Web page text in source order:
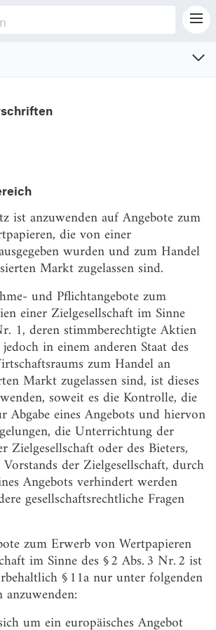
I S. 3822)
(BGBl. I S. Nr. 33)
Grundsätze
für
Befugnisse
mit Aufsichtsbehörden im Inland
mit zuständigen Stellen
von Wertpapieren
der Entscheidung zur Abgabe
ist anzuwenden auf Angebote zum
die von einer
wurden und zum Handel
Markt zugelassen sind.
und Pflichtangebote zum
einer Zielgesellschaft im Sinne
1, deren stimmberechtigte Aktien
in einem anderen Staat des
zum Handel an
Markt zugelassen sind, ist dieses
soweit es die Kontrolle, die
Abgabe eines Angebots und hiervon
die Unterrichtung der
Zielgesellschaft oder des Bieters,
der Zielgesellschaft, durch
Angebots verhindert werden
gesellschaftsrechtliche Fragen
zum Erwerb von Wertpapieren
im Sinne des § 2 Abs. 3 Nr. 2 ist
§ 11a nur unter folgenden
anzuwenden:
um ein europäisches Angebot